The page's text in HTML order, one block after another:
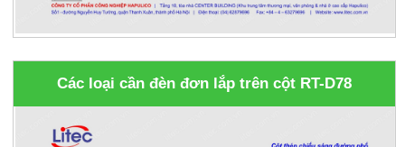
Các loại cần đèn đơn lắp trên cột RT-D78